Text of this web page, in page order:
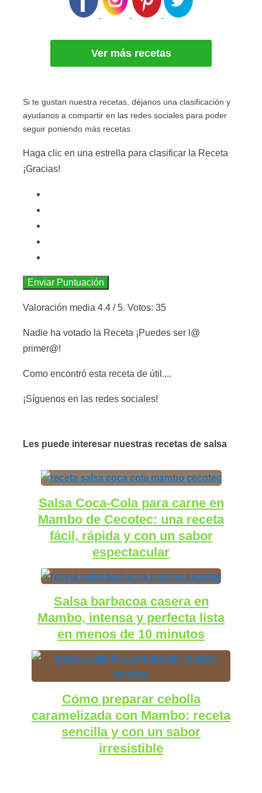
Ver más recetas
Si te gustan nuestra recetas, déjanos una clasificación y
ayudanos a compartir en las redes sociales para poder
seguir poniendo más recetas.
Haga clic en una estrella para clasificar la Receta
¡Gracias!
Enviar Puntuación
Valoración media 4.4 / 5. Votos: 35
Nadie ha votado la Receta ¡Puedes ser l@
primer@!
Como encontró esta receta de útil....
¡Síguenos en las redes sociales!
Les puede interesar nuestras recetas de salsa
Salsa Coca-Cola para carne en
Mambo de Cecotec: una receta
fácil, rápida y con un sabor
espectacular
Salsa barbacoa casera en
Mambo, intensa y perfecta lista
en menos de 10 minutos
Cómo preparar cebolla
caramelizada con Mambo: receta
sencilla y con un sabor
irresistible